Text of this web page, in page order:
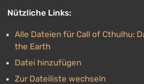
Nützliche Links:
Alle Dateien für Call of Cthulhu:
the Earth
Datei hinzufügen
Zur Dateiliste wechseln